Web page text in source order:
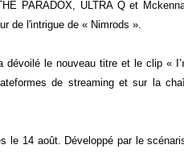
PARADOX, ULTRA Q et
de l'intrigue de « Nimrods ».
dévoilé le nouveau titre et le clip «
de streaming et sur la
le 14 août. Développé par le